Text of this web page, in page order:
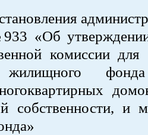
«Об
комиссии
фонда
собственности, и